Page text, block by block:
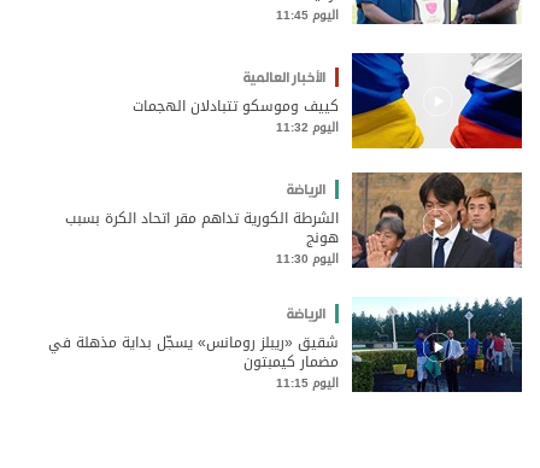
اليوم 11:45
الأخبار العالمية
كييف وموسكو تتبادلان الهجمات
اليوم 11:32
الرياضة
الشرطة الكورية تداهم مقر اتحاد الكرة بسبب
هونج
اليوم 11:30
الرياضة
شقيق «ريبلز رومانس» يسجّل بداية مذهلة في
مضمار كيمبتون
اليوم 11:15